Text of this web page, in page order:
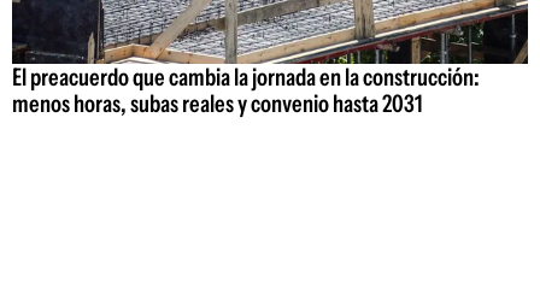
El preacuerdo que cambia la jornada en la construcción:
menos horas, subas reales y convenio hasta 2031